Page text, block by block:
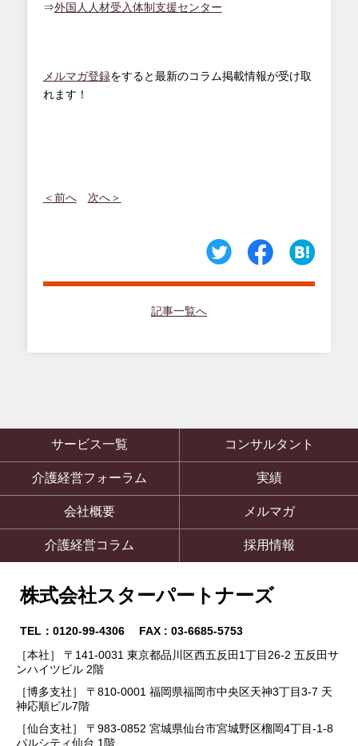
⇒外国人人材受入体制支援センター
メルマガ登録をすると最新のコラム掲載情報が受け取
れます！
＜前へ 次へ＞
記事一覧へ
サービス一覧 コンサルタント
介護経営フォーラム 実績
会社概要 メルマガ
介護経営コラム 採用情報
株式会社スターパートナーズ
TEL：0120-99-4306 FAX : 03-6685-5753
［本社］ 〒141-0031 東京都品川区西五反田1丁目26-2 五反田サ
ンハイツビル 2階
［博多支社］ 〒810-0001 福岡県福岡市中央区天神3丁目3-7 天
神応順ビル7階
［仙台支社］ 〒983-0852 宮城県仙台市宮城野区榴岡4丁目-1-8
パルシティ仙台 1階